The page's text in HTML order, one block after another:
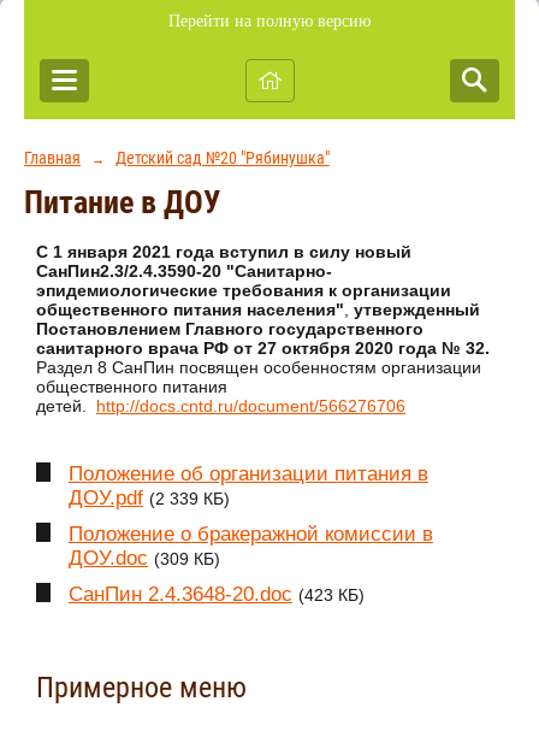
Перейти на полную версию
Главная → Детский сад №20 "Рябинушка"
Питание в ДОУ
С 1 января 2021 года вступил в силу новый
СанПин2.3/2.4.3590-20 "Санитарно-
эпидемиологические требования к организации
общественного питания населения", утвержденный
Постановлением Главного государственного
санитарного врача РФ от 27 октября 2020 года № 32.
Раздел 8 СанПин посвящен особенностям организации
общественного питания
детей. http://docs.cntd.ru/document/566276706
Положение об организации питания в
ДОУ.pdf (2 339 КБ)
Положение о бракеражной комиссии в
ДОУ.doc (309 КБ)
СанПин 2.4.3648-20.doc (423 КБ)
Примерное меню